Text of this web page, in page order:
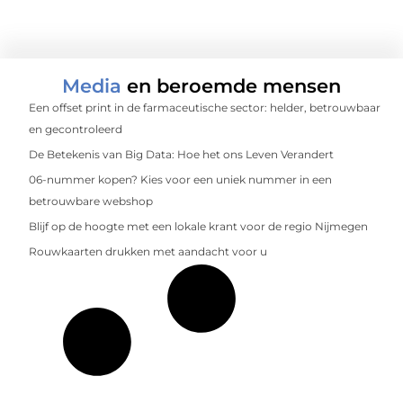
Media en beroemde mensen
Een offset print in de farmaceutische sector: helder, betrouwbaar
en gecontroleerd
De Betekenis van Big Data: Hoe het ons Leven Verandert
06-nummer kopen? Kies voor een uniek nummer in een
betrouwbare webshop
Blijf op de hoogte met een lokale krant voor de regio Nijmegen
Rouwkaarten drukken met aandacht voor u